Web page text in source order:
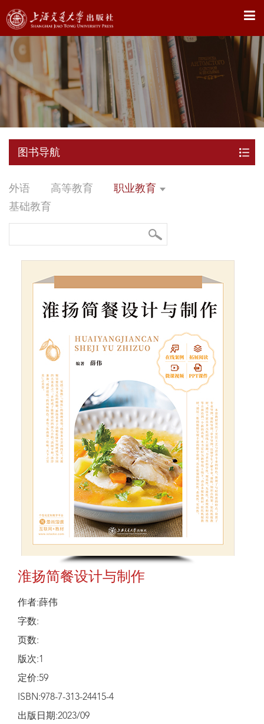
X
图书导航
外语 高等教育
职业教育
基础教育
淮扬简餐设计与制作
作者:薛伟
字数:
页数:
版次:1
定价:59
ISBN:978-7-313-24415-4
出版日期:2023/09